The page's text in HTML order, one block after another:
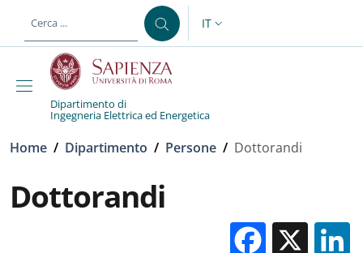
al contenuto principale
SELETTORE LINGUA:
IT
Dipartimento di
Ingegneria Elettrica ed Energetica
Briciole di pane
Home / Dipartimento / Persone / Dottorandi
Dottorandi
X